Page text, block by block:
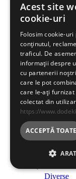
Roboti
Roboti
Creatie
Creatie
Arme
Arme
Parcari /
Parcari /
Jucarii rol
Jucarii
Diverse
Acest site
cookie-uri
Folosim cookie-
conținutul,
traficul. De
informații despre
cu partenerii
care le pot
care le-ați furnizat
colectat din
https://
ACCEPTĂ TOATE